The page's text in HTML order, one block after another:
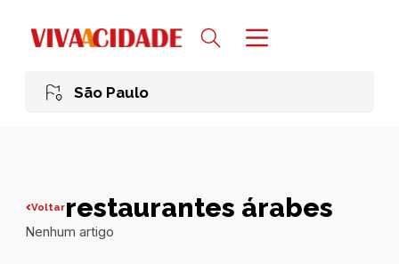
São Paulo
Voltarrestaurantes árabes
Nenhum artigo